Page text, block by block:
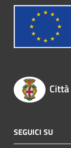
SEGUICI SU